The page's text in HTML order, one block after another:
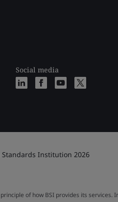
Social media
Institution 2026
of how BSI provides its